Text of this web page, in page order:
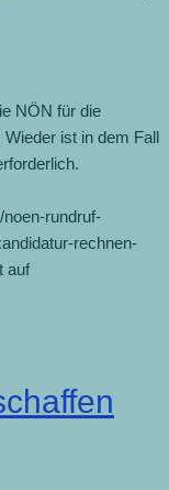
NÖN für die
ist in dem Fall
rundruf-
rechnen-
auf